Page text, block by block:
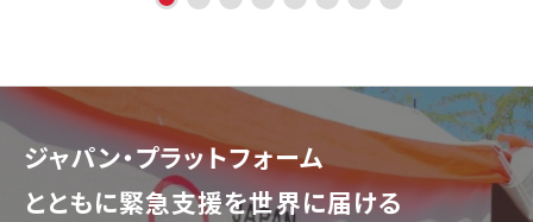
ジャパン・プラットフォーム
とともに緊急支援を世界に届ける